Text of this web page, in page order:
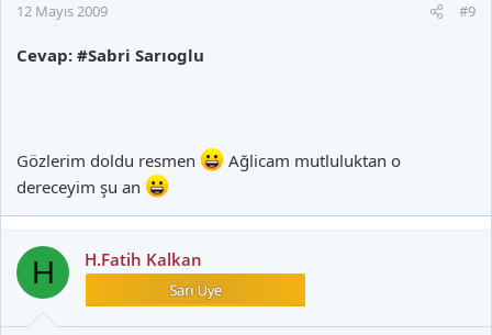
12 Mayıs 2009 #9
Cevap: #Sabri Sarıoglu
Gözlerim doldu resmen
Ağlicam mutluluktan o
dereceyim şu an
H H.Fatih Kalkan